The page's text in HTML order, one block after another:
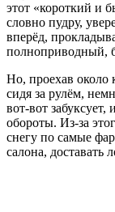
этот «короткий и
словно пудру,
вперёд,
полноприводный,
Но, проехав около
сидя за рулём,
вот-вот забуксует,
обороты. Из-за
снегу по самые
салона, доставать